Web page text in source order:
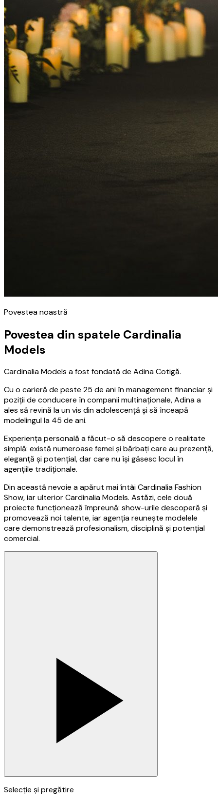
Povestea noastră
Povestea din spatele Cardinalia
Models
Cardinalia Models a fost fondată de Adina Cotigă.
Cu o carieră de peste 25 de ani în management financiar și
poziții de conducere în companii multinaționale, Adina a
ales să revină la un vis din adolescență și să înceapă
modelingul la 45 de ani.
Experiența personală a făcut-o să descopere o realitate
simplă: există numeroase femei și bărbați care au prezență,
eleganță și potențial, dar care nu își găsesc locul în
agențiile tradiționale.
Din această nevoie a apărut mai întâi Cardinalia Fashion
Show, iar ulterior Cardinalia Models. Astăzi, cele două
proiecte funcționează împreună: show-urile descoperă și
promovează noi talente, iar agenția reunește modelele
care demonstrează profesionalism, disciplină și potențial
comercial.
Selecție și pregătire